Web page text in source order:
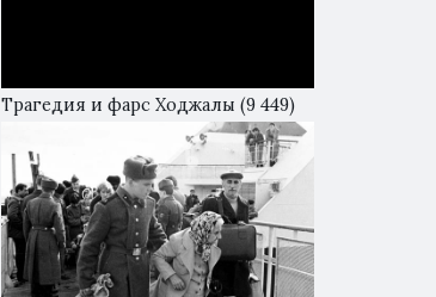
Трагедия и фарс Ходжалы (9 449)